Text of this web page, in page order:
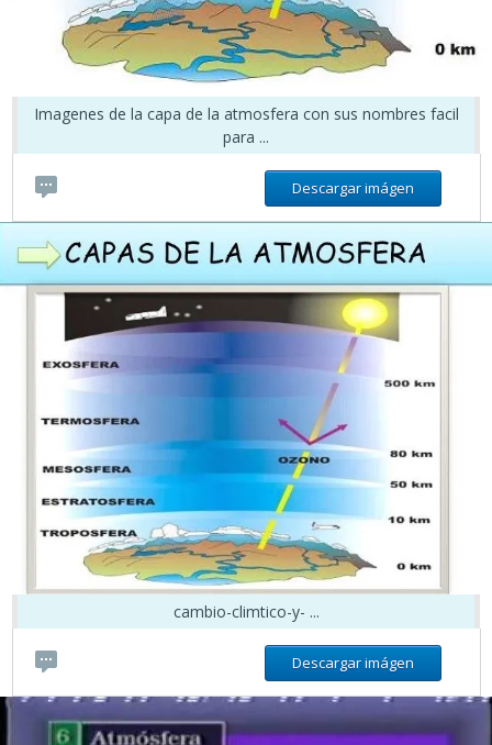
Imagenes de la capa de la atmosfera con sus nombres facil
para ...
Descargar imágen
cambio-climtico-y- ...
Descargar imágen